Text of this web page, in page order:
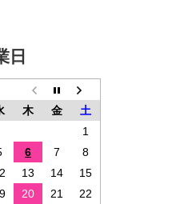
日
木 金
土
1
6 7
8
13 14
15
20 21 22